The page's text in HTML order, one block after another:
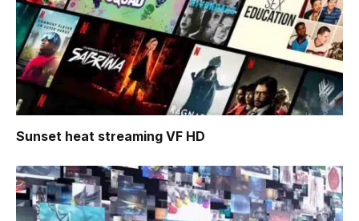
Sunset heat streaming VF HD